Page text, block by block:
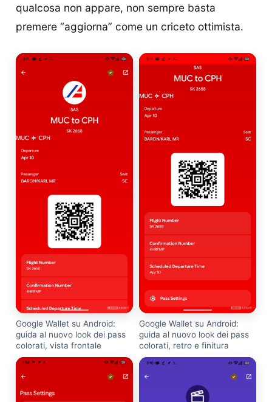
qualcosa non appare, non sempre basta
premere “aggiorna” come un criceto ottimista.
Google Wallet su Android:
guida al nuovo look dei pass
colorati, vista frontale
Google Wallet su Android:
guida al nuovo look dei pass
colorati, retro e finitura